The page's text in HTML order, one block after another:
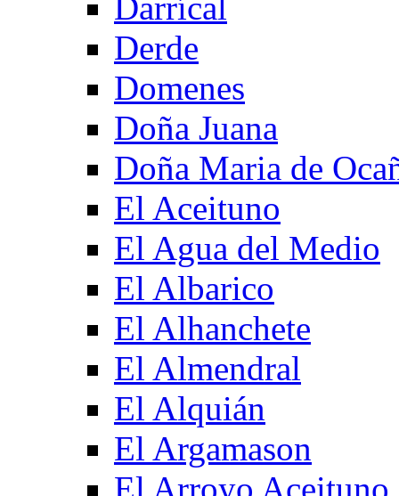
Derde
Domenes
Doña Juana
Doña Maria de
El Aceituno
El Agua del Medio
El Albarico
El Alhanchete
El Almendral
El Alquián
El Argamason
El Arroyo Aceituno